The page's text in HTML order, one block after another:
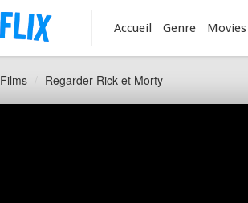
Accueil Genre Movies
Films Regarder Rick et Morty